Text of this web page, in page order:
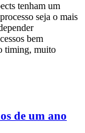
tenham um
seja o mais
bem
timing, muito
de um ano